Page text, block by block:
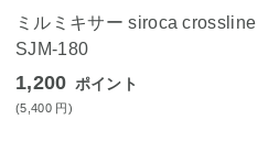
ミルミキサー siroca crossline
SJM-180
1,200 ポイント
(5,400 円)